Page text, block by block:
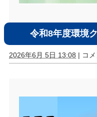
令和8年度環境
2026年6月 5日 13:08 | コ